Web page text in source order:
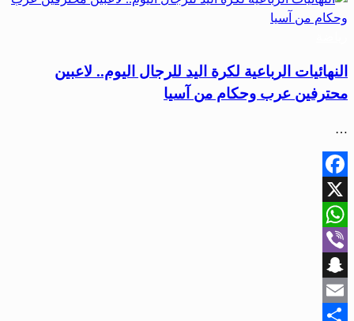
النهائيات الرباعية لكرة اليد للرجال اليوم.. لاعبين
محترفين عرب وحكام من آسيا
…
Facebook
X
WhatsApp
Viber
Snapchat
Email